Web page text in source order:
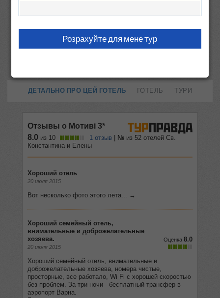
Болгарія, Св. Константин і Єлена
ДЕТАЛЬНО ПРО ЦЕЙ ГОТЕЛЬ ГОТЕЛЬ ТУРИ